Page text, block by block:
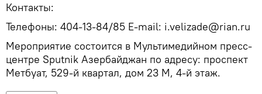
Контакты:
Телефоны: 404-13-84/85 E-mail: i.velizade@rian.ru
Мероприятие состоится в Мультимедийном пресс-
центре Sputnik Азербайджан по адресу: проспект
Метбуат, 529-й квартал, дом 23 М, 4-й этаж.